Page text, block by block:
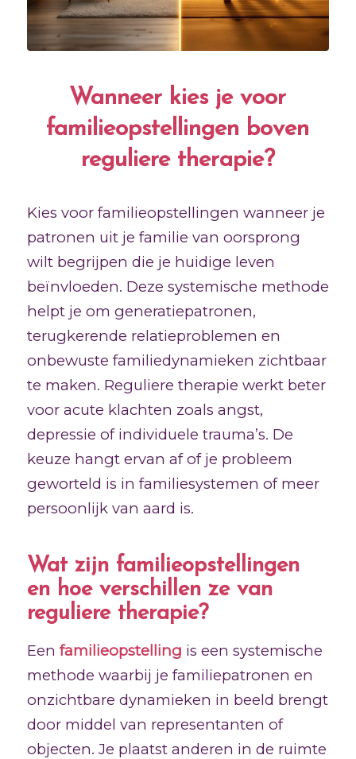
Wanneer kies je voor
familieopstellingen boven
reguliere therapie?
Kies voor familieopstellingen wanneer je
patronen uit je familie van oorsprong
wilt begrijpen die je huidige leven
beïnvloeden. Deze systemische methode
helpt je om generatiepatronen,
terugkerende relatieproblemen en
onbewuste familiedynamieken zichtbaar
te maken. Reguliere therapie werkt beter
voor acute klachten zoals angst,
depressie of individuele trauma’s. De
keuze hangt ervan af of je probleem
geworteld is in familiesystemen of meer
persoonlijk van aard is.
Wat zijn familieopstellingen
en hoe verschillen ze van
reguliere therapie?
Een familieopstelling is een systemische
methode waarbij je familiepatronen en
onzichtbare dynamieken in beeld brengt
door middel van representanten of
objecten. Je plaatst anderen in de ruimte